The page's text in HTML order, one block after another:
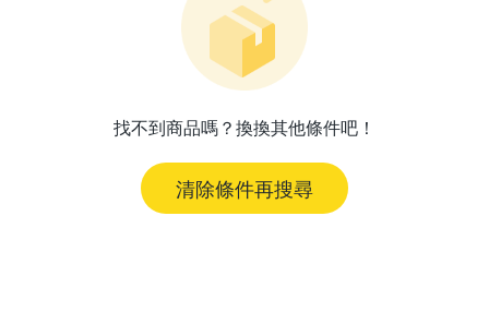
找不到商品嗎？換換其他條件吧！
清除條件再搜尋